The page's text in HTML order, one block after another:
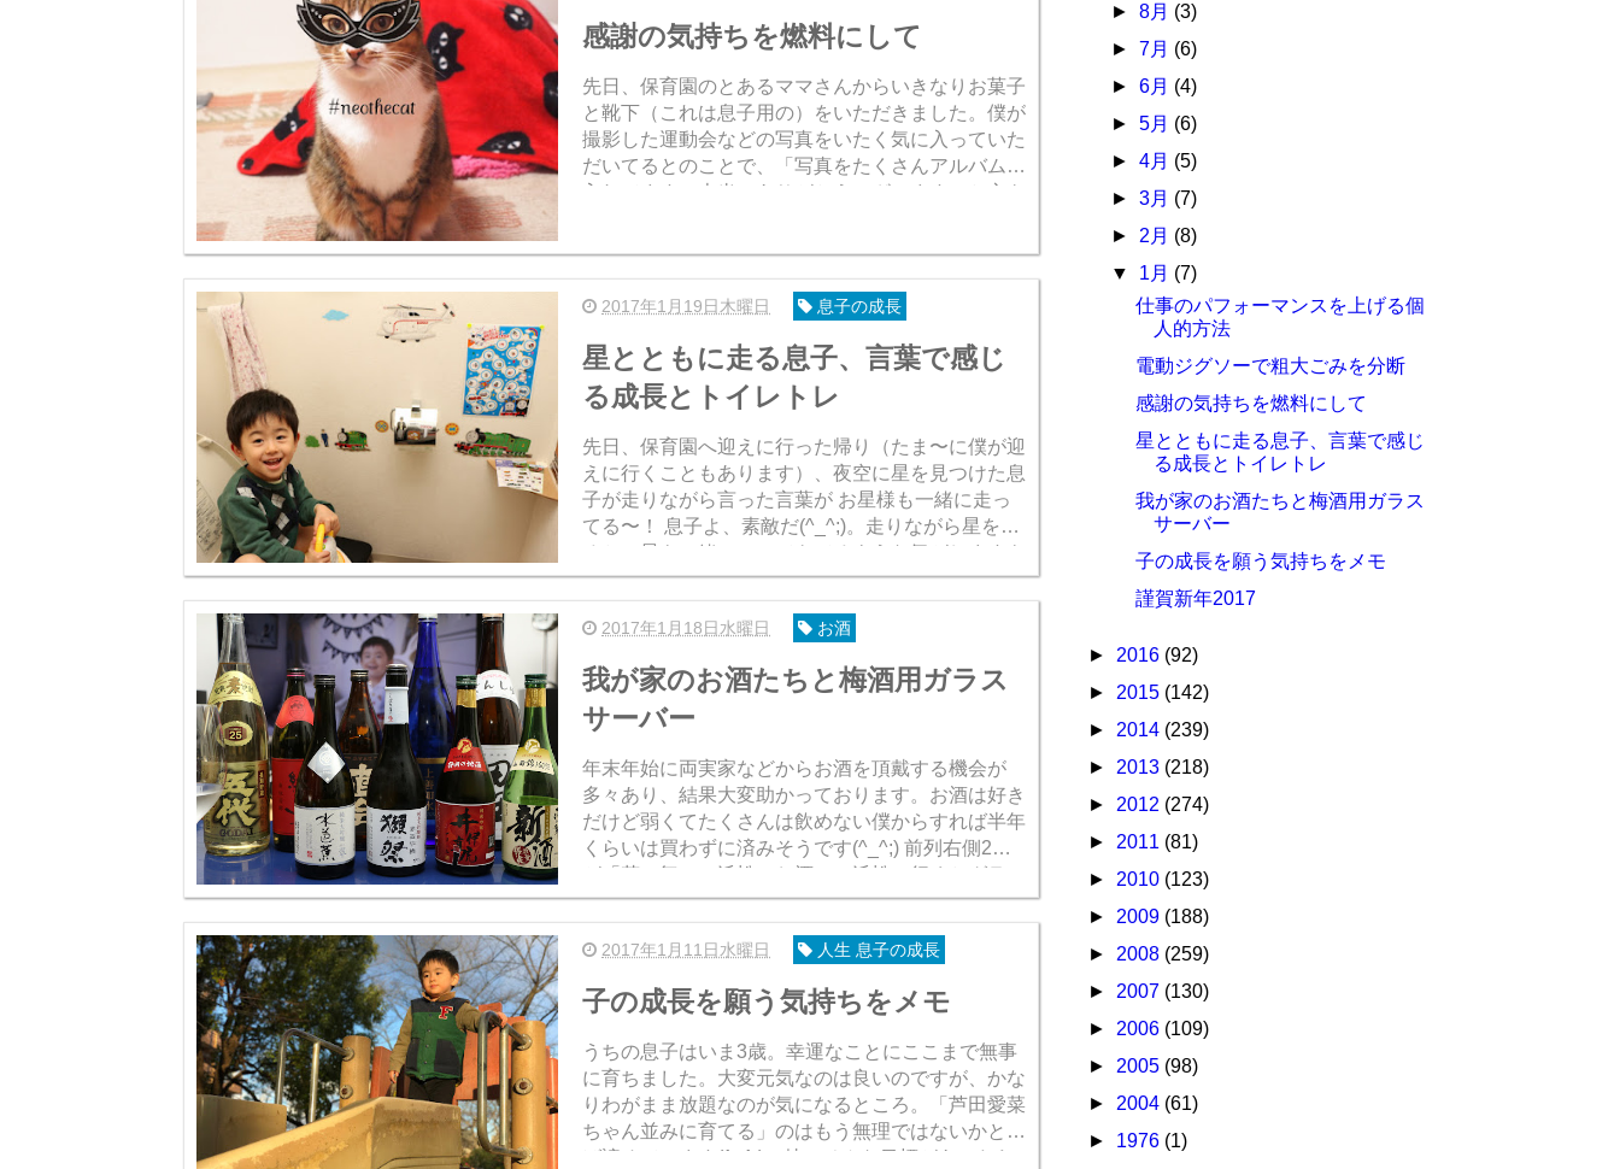
感謝の気持ちを燃料にして
先日、保育園のとあるママさんからいきなりお菓子
と靴下（これは息子用の）をいただきました。僕が
撮影した運動会などの写真をいたく気に入っていた
だいてるとのことで、「写真をたくさんアルバムに
入れてます。本当にありがとうございます」と心を
2017年1月19日木曜日 息子の成長
星とともに走る息子、言葉で感じ
る成長とトイレトレ
先日、保育園へ迎えに行った帰り（たま〜に僕が迎
えに行くこともあります）、夜空に星を見つけた息
子が走りながら言った言葉が お星様も一緒に走っ
てる〜！ 息子よ、素敵だ(^_^;)。走りながら星を見
ると、星も一緒についてきてるような気がしますも
んね、確かに。そのことを遥か久しぶ...
2017年1月18日水曜日 お酒
我が家のお酒たちと梅酒用ガラス
サーバー
年末年始に両実家などからお酒を頂戴する機会が
多々あり、結果大変助かっております。お酒は好き
だけど弱くてたくさんは飲めない僕からすれば半年
くらいは買わずに済みそうです(^_^;) 前列右側2本
が「花の舞」。浜松のお酒で、浜松に行くとグラン
ハーマイオニーさん（＝ハーマイオニ...
2017年1月11日水曜日 人生 息子の成長
子の成長を願う気持ちをメモ
うちの息子はいま3歳。幸運なことにここまで無事
に育ちました。大変元気なのは良いのですが、かな
りわがまま放題なのが気になるところ。「芦田愛菜
ちゃん並みに育てる」のはもう無理ではないかと半
ば諦めています(^_^;)、特にそんな目標があったわ
►8月 (3)
►7月 (6)
►6月 (4)
►5月 (6)
►4月 (5)
►3月 (7)
► 2月 (8)
▼ 1月 (7)
仕事のパフォーマンスを上げる個
人的方法
電動ジグソーで粗大ごみを分断
感謝の気持ちを燃料にして
星とともに走る息子、言葉で感じ
る成長とトイレトレ
我が家のお酒たちと梅酒用ガラス
サーバー
子の成長を願う気持ちをメモ
謹賀新年2017
► 2016 (92)
► 2015 (142)
► 2014 (239)
► 2013 (218)
► 2012 (274)
► 2011 (81)
► 2010 (123)
► 2009 (188)
► 2008 (259)
► 2007 (130)
► 2006 (109)
► 2005 (98)
► 2004 (61)
► 1976 (1)